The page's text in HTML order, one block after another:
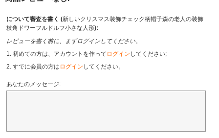
について審査を書く (新しいクリスマス装飾チェック柄帽子森の老人の装飾
枝角ドワーフルドルフ小さな人形):
レビューを書く前に、まずログインしてください。
1. 初めての方は、アカウントを作って ログイン してください;
2. すでに会員の方は ログイン してください。
あなたのメッセージ: